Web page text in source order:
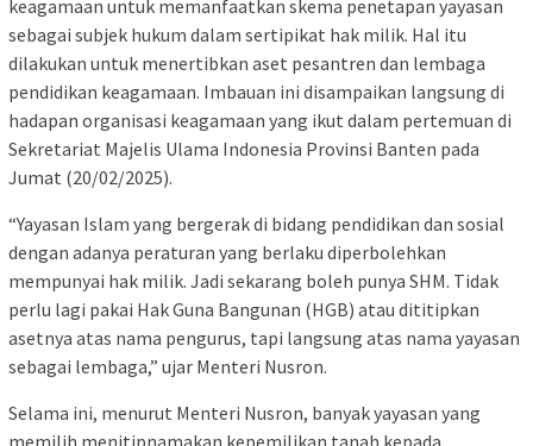
keagamaan untuk memanfaatkan skema penetapan yayasan
sebagai subjek hukum dalam sertipikat hak milik. Hal itu
dilakukan untuk menertibkan aset pesantren dan lembaga
pendidikan keagamaan. Imbauan ini disampaikan langsung di
hadapan organisasi keagamaan yang ikut dalam pertemuan di
Sekretariat Majelis Ulama Indonesia Provinsi Banten pada
Jumat (20/02/2025).
“Yayasan Islam yang bergerak di bidang pendidikan dan sosial
dengan adanya peraturan yang berlaku diperbolehkan
mempunyai hak milik. Jadi sekarang boleh punya SHM. Tidak
perlu lagi pakai Hak Guna Bangunan (HGB) atau dititipkan
asetnya atas nama pengurus, tapi langsung atas nama yayasan
sebagai lembaga,” ujar Menteri Nusron.
Selama ini, menurut Menteri Nusron, banyak yayasan yang
memilih menitipnamakan kepemilikan tanah kepada